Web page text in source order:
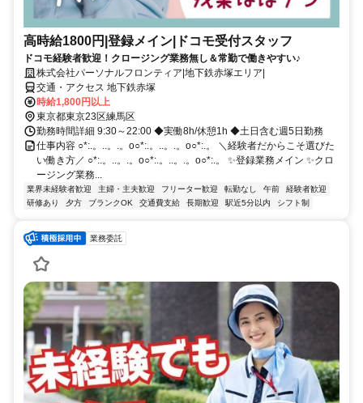
高時給1800円|登録メイン|ドコモ受付スタッフ
ドコモ経験者歓迎！クロージング業務無し＆常勤で働きやすい♪
株式会社パーソナルフロンティア|地下鉄赤塚エリア|
交通・アクセス 地下鉄赤塚
時給1,800円以上
東京都東京23区練馬区
勤務時間詳細 9:30～22:00 ◆実働8h/休憩1h ◆土日含む週5日勤務
仕事内容 ○*:.。..。.。o○*:.。..。.。o○*:.。 ＼経験者だからこそ選びた
い働き方／ ○*:.。..。.。o○*:.。..。.。o○*:.。 ✨登録業務メイン ✨クロ
ージング業務...
業界未経験者歓迎 主婦・主夫歓迎 フリーター歓迎 転勤なし 午前
経験者歓迎
研修あり
夕方 ブランクOK 交通費支給 長期歓迎 駅近5分以内 シフト制
業務委託